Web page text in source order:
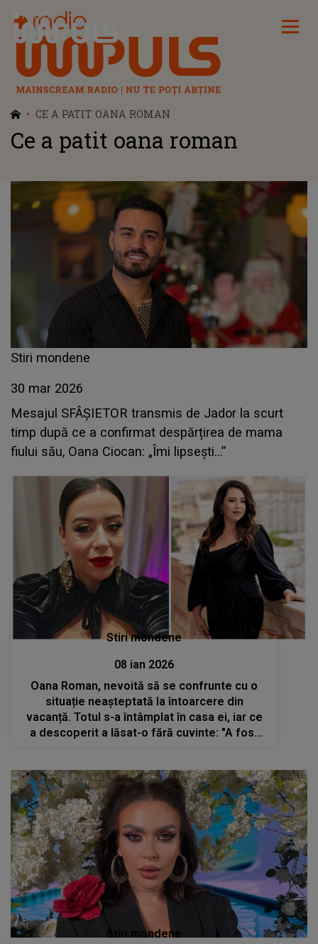
Radio Impuls
CE A PATIT OANA ROMAN
Ce a patit oana roman
Stiri mondene
30 mar 2026
Mesajul SFÂȘIETOR transmis de Jador la scurt
timp după ce a confirmat despărțirea de mama
fiului său, Oana Ciocan: „Îmi lipsești...”
Stiri mondene
08 ian 2026
Oana Roman, nevoită să se confrunte cu o
situație neașteptată la întoarcere din
vacanță. Totul s-a întâmplat în casa ei, iar ce
a descoperit a lăsat-o fără cuvinte: "A fost
Stiri mondene